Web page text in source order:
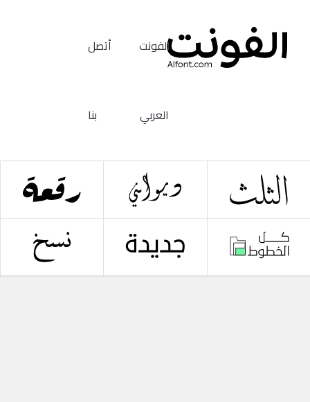
الفونت
العربي
أتصل
بنا